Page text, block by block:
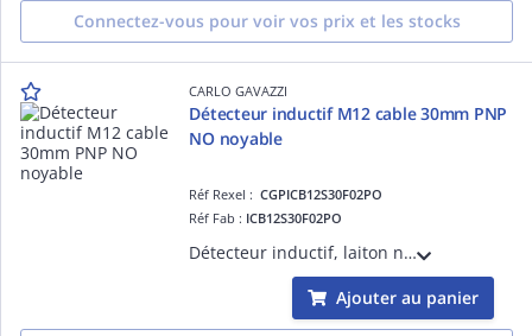
Connectez-vous pour voir vos prix et les stocks
CARLO GAVAZZI
Détecteur inductif M12 cable 30mm PNP
NO noyable
Réf Rexel :CGPICB12S30F02PO
Réf Fab : ICB12S30F02PO
Détecteur inductif, laiton nickelé M12, câble 2m, Sn 2mm, montage encastré, corps court, sortie PNP NO, Alimentation 10-36Vcc, courant de sortie max 200mA, fréquence commutation max 2kHz, température -25°C-+70°C IP67
Ajouter au panier